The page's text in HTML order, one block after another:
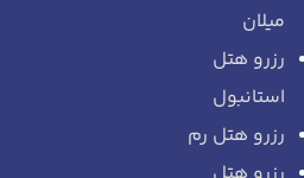
میلان
رزرو هتل
استانبول
رزرو هتل رم